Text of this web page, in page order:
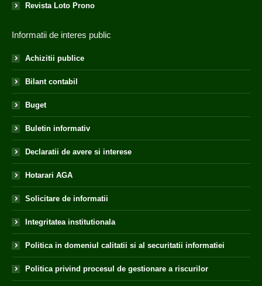
Revista Loto Prono
Informatii de interes public
Achizitii publice
Bilant contabil
Buget
Buletin informativ
Declaratii de avere si interese
Hotarari AGA
Solicitare de informatii
Integritatea institutionala
Politica in domeniul calitatii si al securitatii informatiei
Politica privind procesul de gestionare a riscurilor